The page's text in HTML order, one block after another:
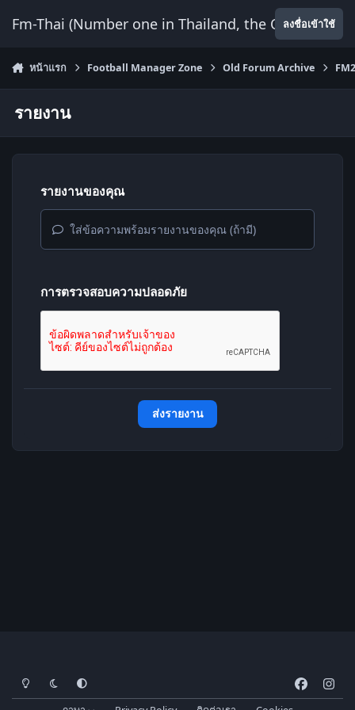
Fm-Thai (Number one in Thailand, the Onlyลงชื่อเข้าใช้
หน้าแรก Football Manager Zone Old Forum Archive
รายงาน
รายงานของคุณ
ใส่ข้อความพร้อมรายงานของคุณ (ถ้ามี)
การตรวจสอบความปลอดภัย
ส่งรายงาน
โหมดสว่างโหมดมืด การตั้งค่าระบบ
a
n